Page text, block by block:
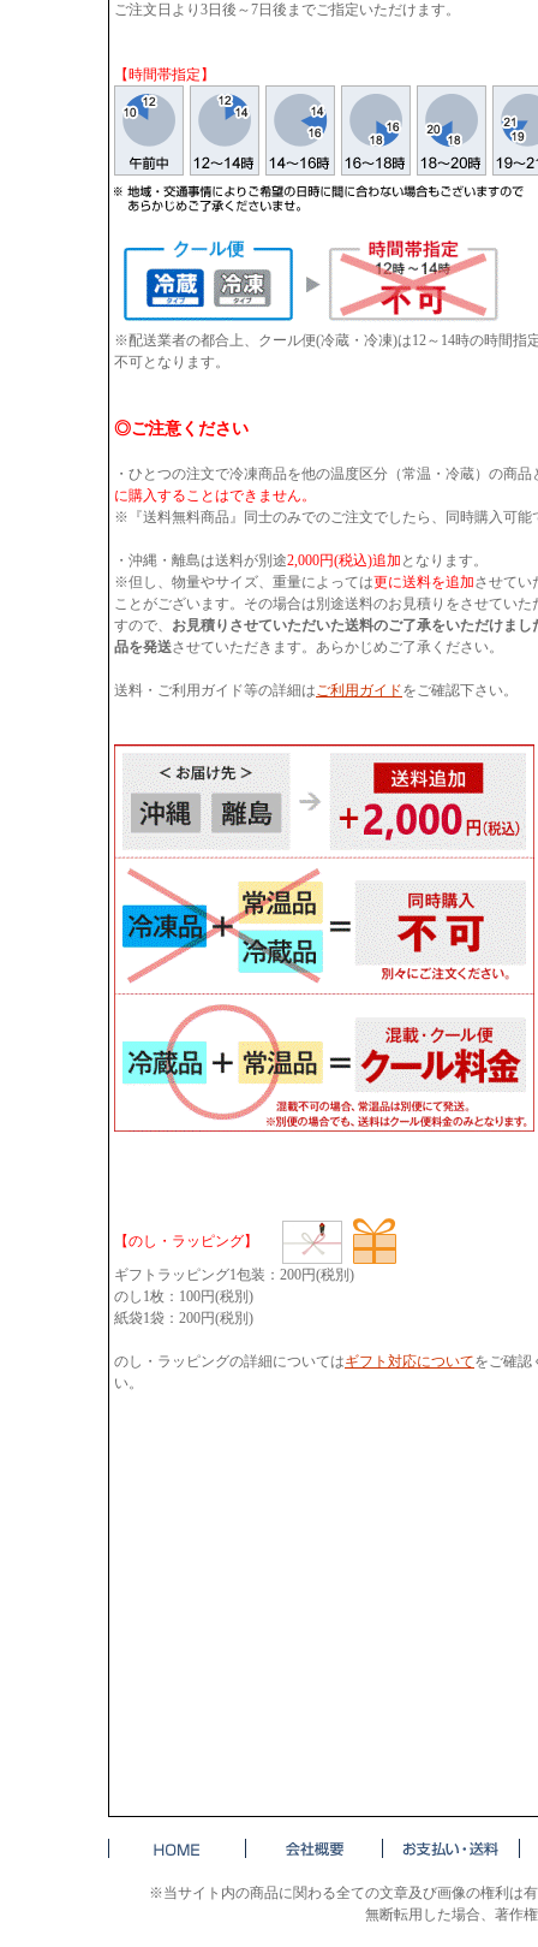
ご注文日より3日後～7日後までご指定いただけます。
【時間帯指定】
※配送業者の都合上、クール便(冷蔵・冷凍)は12～14時の時間
不可となります。
◎ご注意ください
・ひとつの注文で冷凍商品を他の温度区分（常温・冷蔵）の商品
に購入することはできません。
※『送料無料商品』同士のみでのご注文でしたら、同時購入可能
・沖縄・離島は送料が別途2,000円(税込)追加 となります。
※但し、物量やサイズ、重量によっては更に送料を追加させてい
ことがございます。その場合は別途送料のお見積りをさせていた
すので、 お見積りさせていただいた送料のご了承をいただけまし
品を発送させていただきます。あらかじめご了承ください。
送料・ご利用ガイド等の詳細はご利用ガイドをご確認下さい。
【のし・ラッピング】
ギフトラッピング1包装：200円(税別)
のし1枚：100円(税別)
紙袋1袋：200円(税別)
のし・ラッピングの詳細についてはギフト対応についてをご確認
い。
※当サイト内の商品に関わる全ての文章及び画像の権利は
無断転用した場合、著作